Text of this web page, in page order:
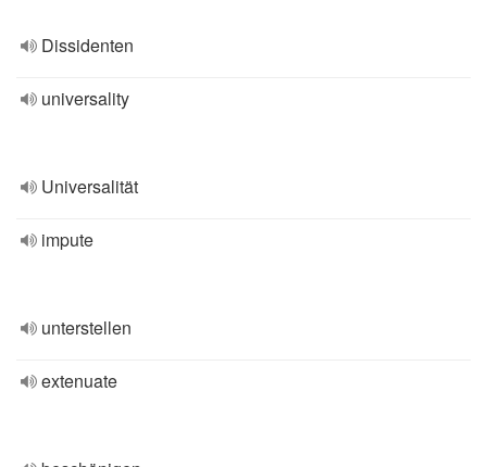
Dissidenten
universality
Universalität
impute
unterstellen
extenuate